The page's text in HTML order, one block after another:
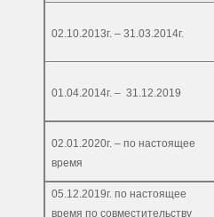
02.10.2013г. – 31.03.2014г.
01.04.2014г. – 31.12.2019
02.01.2020г. – по настоящее
время
05.12.2019г. по настоящее
время по совместительству